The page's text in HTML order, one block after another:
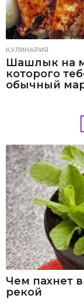
КУЛИНАРИЯ
Шашлык на
которого
обычный
Чем пахнет
рекой